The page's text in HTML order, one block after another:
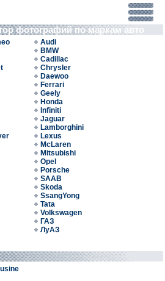
фотографий по маркам авто
Audi
BMW
Cadillac
Chrysler
Daewoo
Ferrari
Geely
Honda
Infiniti
Jaguar
Lamborghini
Lexus
McLaren
Mitsubishi
Opel
Porsche
SAAB
Skoda
SsangYong
Tata
Volkswagen
ГАЗ
ЛуАЗ